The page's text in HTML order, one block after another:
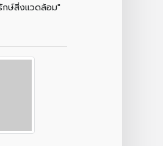
กษ์สิ่งแวดล้อม"